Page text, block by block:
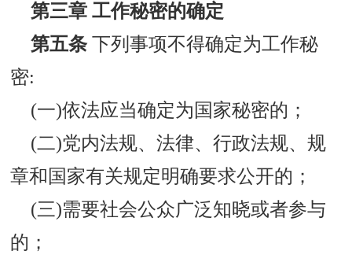
第三章 工作秘密的确定
第五条下列事项不得确定为工作秘
密:
(一)依法应当确定为国家秘密的；
(二)党内法规、法律、行政法规、规
章和国家有关规定明确要求公开的；
(三)需要社会公众广泛知晓或者参与
的；